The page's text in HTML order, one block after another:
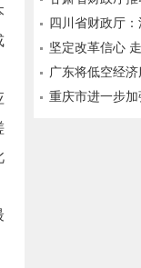
四川省财政厅
坚定改革信心
广东将低空经
重庆市进一步